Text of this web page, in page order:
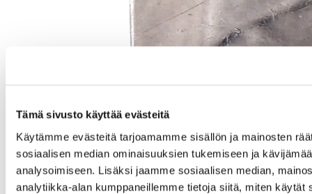
Tämä sivusto käyttää evästeitä
Käytämme evästeitä tarjoamamme sisällön ja mainosten
sosiaalisen median ominaisuuksien tukemiseen ja
analysoimiseen. Lisäksi jaamme sosiaalisen median,
analytiikka-alan kumppaneillemme tietoja siitä, miten käytät